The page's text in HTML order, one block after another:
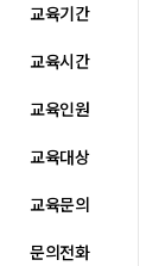
교육기간
교육시간
교육인원
교육대상
교육문의
문의전화